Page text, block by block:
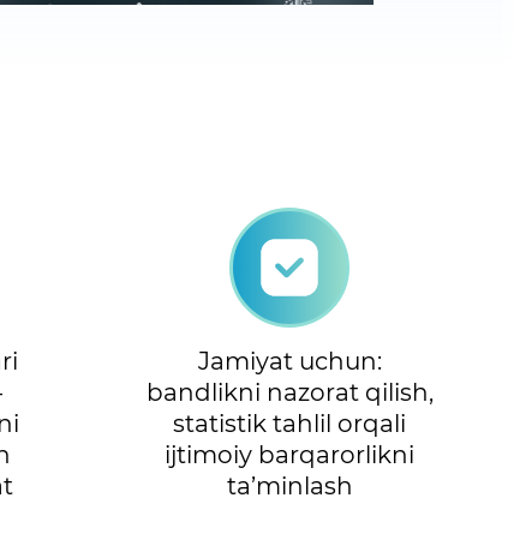
Jamiyat uchun:
bandlikni nazorat qilish,
statistik tahlil orqali
ijtimoiy barqarorlikni
ta’minlash